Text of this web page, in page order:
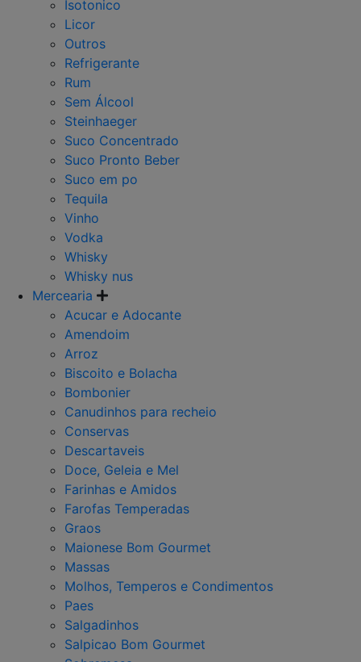
Isotonico
Licor
Outros
Refrigerante
Rum
Sem Álcool
Steinhaeger
Suco Concentrado
Suco Pronto Beber
Suco em po
Tequila
Vinho
Vodka
Whisky
Whisky nus
Mercearia
Acucar e Adocante
Amendoim
Arroz
Biscoito e Bolacha
Bombonier
Canudinhos para recheio
Conservas
Descartaveis
Doce, Geleia e Mel
Farinhas e Amidos
Farofas Temperadas
Graos
Maionese Bom Gourmet
Massas
Molhos, Temperos e Condimentos
Paes
Salgadinhos
Salpicao Bom Gourmet